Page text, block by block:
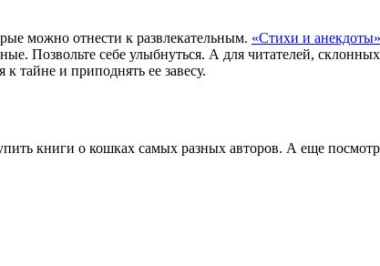
можно отнести к развлекательным. «Стихи и анекдоты»
Позвольте себе улыбнуться. А для читателей,
тайне и приподнять ее завесу.
книги о кошках самых разных авторов. А еще